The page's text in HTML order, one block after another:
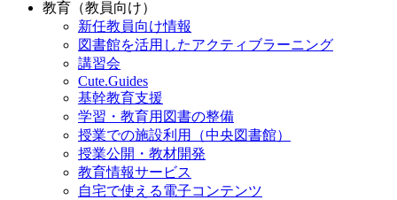
教育（教員向け）
新任教員向け情報
図書館を活用したアクティブラーニング
講習会
Cute.Guides
基幹教育支援
学習・教育用図書の整備
授業での施設利用（中央図書館）
授業公開・教材開発
教育情報サービス
自宅で使える電子コンテンツ